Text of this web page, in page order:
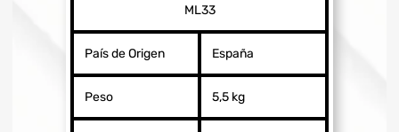
ML33
País de Origen España
Peso 5,5 kg